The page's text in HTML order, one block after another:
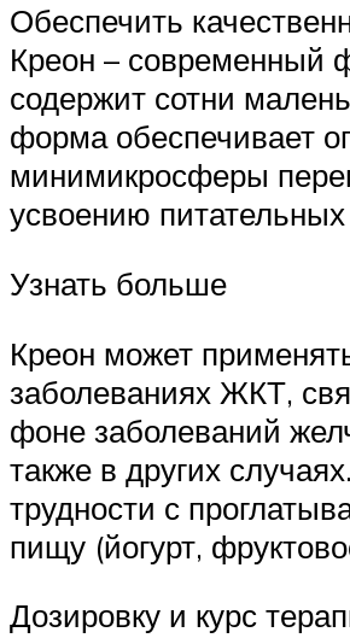
Обеспечить
Креон – современный
содержит сотни
форма обеспечивает
минимикросферы
усвоению
Узнать больше
Креон может
заболеваниях ЖКТ,
фоне заболеваний
также в других
трудности с
пищу (йогурт,
Дозировку и курс